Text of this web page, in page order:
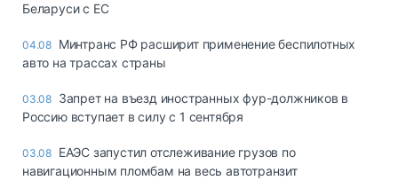
Беларуси с ЕС
04.08 Минтранс РФ расширит применение беспилотных
авто на трассах страны
03.08 Запрет на въезд иностранных фур-должников в
Россию вступает в силу с 1 сентября
03.08 ЕАЭС запустил отслеживание грузов по
навигационным пломбам на весь автотранзит